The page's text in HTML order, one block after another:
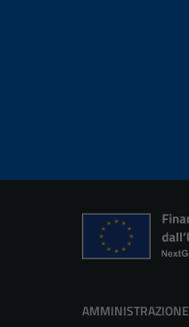
AMMINISTRAZIONE